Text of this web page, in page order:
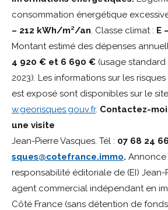
consommation énergétique
– 212 kWh/m²/an . Classe climat : E
Montant estimé des dépenses
4 920 € et 6 690 € (usage standard
2023). Les informations sur les
est exposé sont disponibles sur le site
w.georisques.gouv.fr. Contactez-
une visite
Jean-Pierre Vasques. Tél : 07 68 24
sques@cotefrance.immo. Annonce
responsabilité éditoriale de (EI) Jean-
agent commercial indépendant en
Côté France (sans détention de